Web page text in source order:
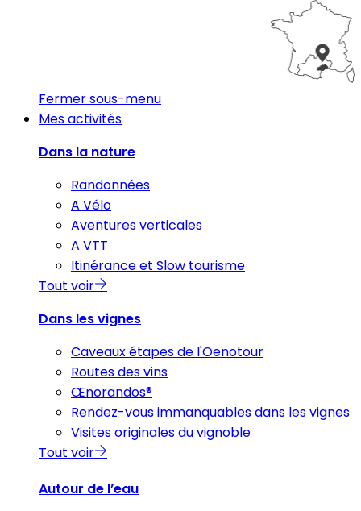
Fermer sous-menu
Mes activités
Dans la nature
Randonnées
A Vélo
Aventures verticales
A VTT
Itinérance et Slow tourisme
Tout voir
Dans les vignes
Caveaux étapes de l'Oenotour
Routes des vins
Œnorandos®
Rendez-vous immanquables dans les vignes
Visites originales du vignoble
Tout voir
Autour de l’eau